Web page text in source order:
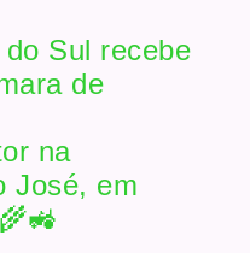
Sul recebe
de
na
José, em